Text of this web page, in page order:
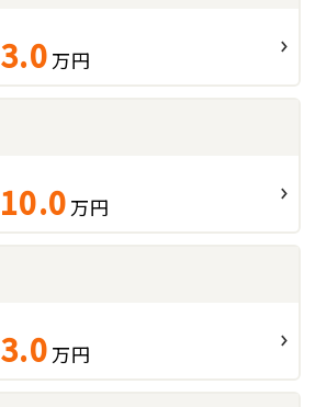
3.0 万円
10.0 万円
3.0 万円